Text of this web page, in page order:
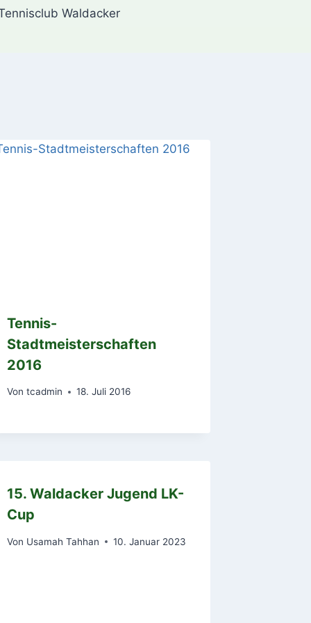
Waldacker
Tennis-
Stadtmeisterschaften
2016
Von tcadmin 18. Juli 2016
15. Waldacker Jugend LK-
Cup
Von Usamah Tahhan 10. Januar 2023